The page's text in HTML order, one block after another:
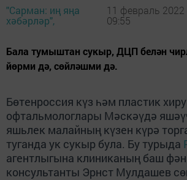
"Сарман: иң яңа
хәбәрләр",
11 февраль 2022
09:55
Бала тумыштан сукыр, ДЦП белән
йөрми дә, сөйләшми дә.
Бөтенроссия күз һәм пластик
офтальмологлары Мәскәүдә
яшьлек малайның күзен күрә
туганда ук сукыр була. Бу турыда
агентлыгына клиниканың баш
консультанты Эрнст Мулдашев